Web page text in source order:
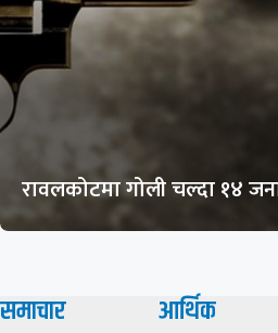
रावलकोटमा गोली चल्दा १४
समाचार आर्थिक